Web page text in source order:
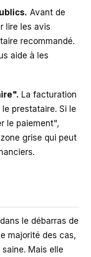
Avant de
lire les avis
recommandé.
aide à les
La facturation
prestataire. Si le
le paiement",
grise qui peut
le débarras de
majorité des cas,
Mais elle